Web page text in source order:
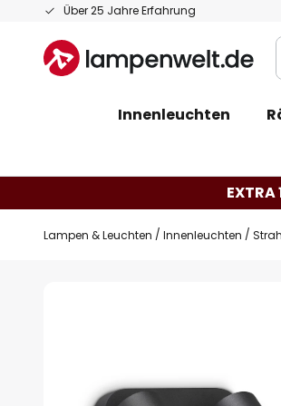
Über 25 Jahre Erfahrung
Zum
springen
Innenleuchten
Lampen & Leuchten Innenleuchten